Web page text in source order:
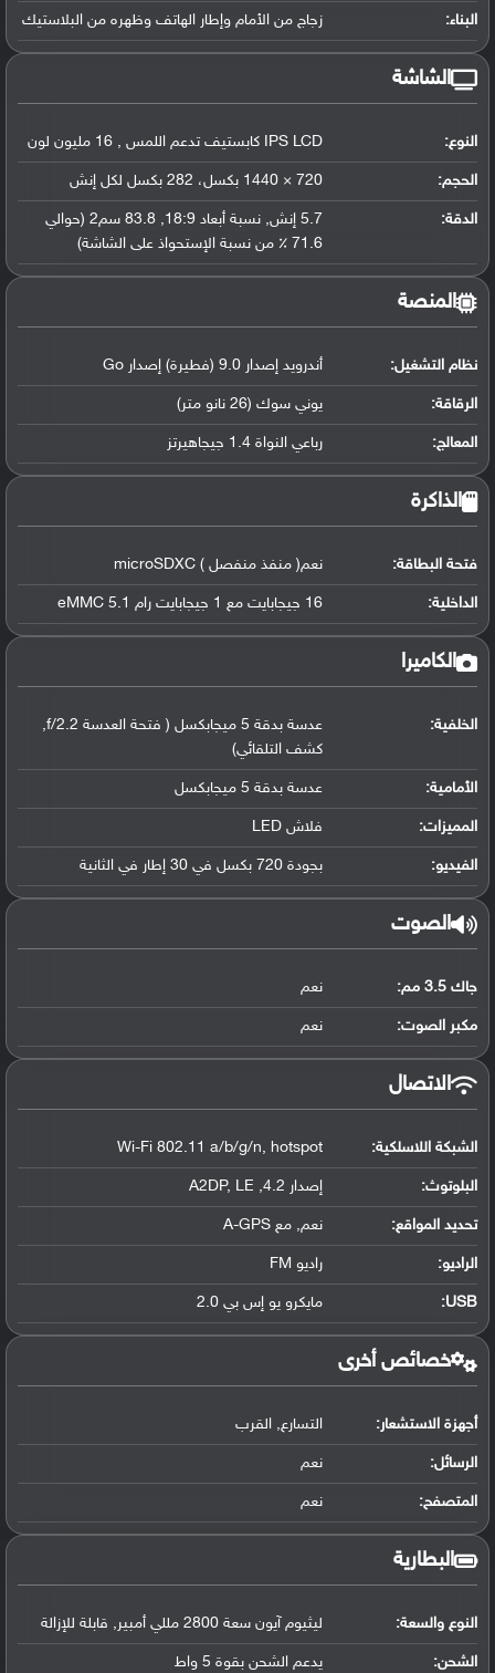
البناء: زجاج من الأمام وإطار الهاتف وظهره من البلاستيك
الشاشة
النوع: IPS LCD كابستيف تدعم اللمس , 16 مليون لون
الحجم: 720 × 1440 بكسل، 282 بكسل لكل إنش
الدقة:
5.7 إنش, نسبة أبعاد 18:9, 83.8 سم2 (حوالي
71.6 ٪ من نسبة الإستحواذ على الشاشة)
المنصة
نظام التشغيل: أندرويد إصدار 9.0 (فطيرة) إصدار Go
الرقاقة: يوني سوك (26 نانو متر)
المعالج: رباعي النواة 1.4 جيجاهيرتز
الذاكرة
فتحة البطاقة: نعم( منفذ منفصل ) microSDXC
الداخلية: 16 جيجابايت مع 1 جيجابايت رام eMMC 5.1
الكاميرا
الخلفية:
عدسة بدقة 5 ميجابكسل ( فتحة العدسة f/2.2,
كشف التلقائي)
الأمامية: عدسة بدقة 5 ميجابكسل
المميزات: فلاش LED
الفيديو: بجودة 720 بكسل في 30 إطار في الثانية
الصوت
جاك 3.5 مم: نعم
مكبر الصوت: نعم
الاتصال
الشبكة اللاسلكية: Wi-Fi 802.11 a/b/g/n, hotspot
البلوتوث: إصدار 4.2, A2DP, LE
تحديد المواقع: نعم, مع A-GPS
الراديو: راديو FM
USB
: مايكرو يو إس بي 2.0
خصائص أخرى
أجهزة الاستشعار: التسارع, القرب
الرسائل: نعم
المتصفح: نعم
البطارية
النوع والسعة: ليثيوم آيون سعة 2800 مللي أمبير, قابلة للإزالة
الشحن: يدعم الشحن بقوة 5 واط